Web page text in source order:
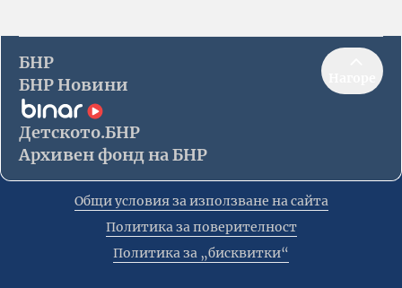
БНР
БНР Новини
Детското.БНР
Архивен фонд на БНР
Общи условия за използване на сайта
Политика за поверителност
Политика за „бисквитки“